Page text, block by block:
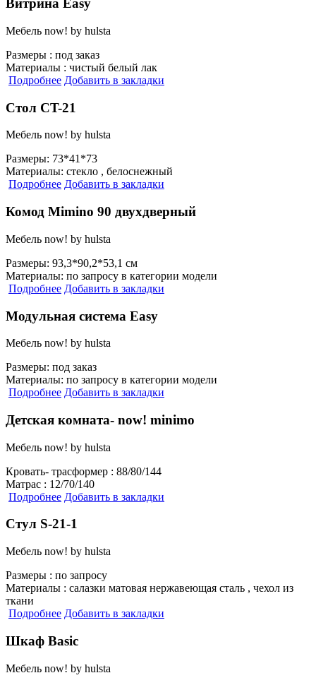
Витрина Easy
Мебель now! by hulsta
Размеры : под заказ
Материалы : чистый белый лак
Подробнее Добавить в закладки
Стол CT-21
Мебель now! by hulsta
Размеры: 73*41*73
Материалы: стекло , белоснежный
Подробнее Добавить в закладки
Комод Mimino 90 двухдверный
Мебель now! by hulsta
Размеры: 93,3*90,2*53,1 см
Материалы: по запросу в категории модели
Подробнее Добавить в закладки
Модульная система Easy
Мебель now! by hulsta
Размеры: под заказ
Материалы: по запросу в категории модели
Подробнее Добавить в закладки
Детская комната- now! minimo
Мебель now! by hulsta
Кровать- трасформер : 88/80/144
Матрас : 12/70/140
Подробнее Добавить в закладки
Стул S-21-1
Мебель now! by hulsta
Размеры : по запросу
Материалы : салазки матовая нержавеющая сталь , чехол из
ткани
Подробнее Добавить в закладки
Шкаф Basic
Мебель now! by hulsta